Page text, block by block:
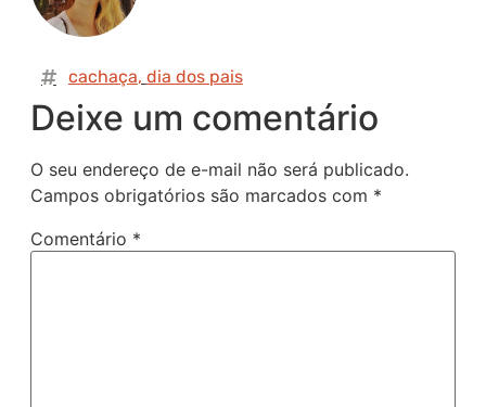
cachaça, dia dos pais
Deixe um comentário
O seu endereço de e-mail não será publicado.
Campos obrigatórios são marcados com *
Comentário *